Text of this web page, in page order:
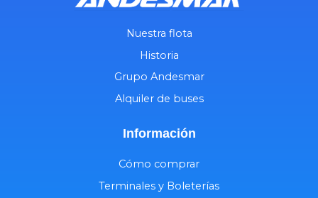
Nuestra flota
Historia
Grupo Andesmar
Alquiler de buses
Información
Cómo comprar
Terminales y Boleterías